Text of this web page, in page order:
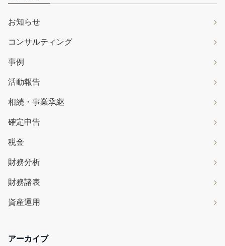
お知らせ
コンサルティング
事例
活動報告
相続・事業承継
確定申告
税金
財務分析
財務諸表
資産運用
アーカイブ